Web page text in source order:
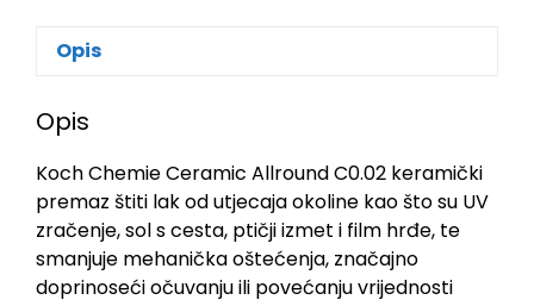
Opis
Opis
Koch Chemie Ceramic Allround C0.02 keramički
premaz štiti lak od utjecaja okoline kao što su UV
zračenje, sol s cesta, ptičji izmet i film hrđe, te
smanjuje mehanička oštećenja, značajno
doprinoseći očuvanju ili povećanju vrijednosti